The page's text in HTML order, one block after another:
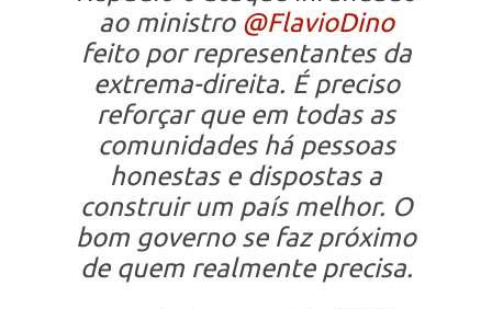
ao ministro @FlavioDino
feito por representantes da
extrema-direita. É preciso
reforçar que em todas as
comunidades há pessoas
honestas e dispostas a
construir um país melhor. O
bom governo se faz próximo
de quem realmente precisa.